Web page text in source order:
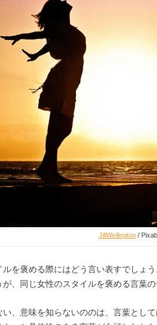
JillWellington/
を褒める際にはどう言い表すでしょ
、同じ女性のスタイルを褒める言葉の
い、意味を知らないののは、言葉とし